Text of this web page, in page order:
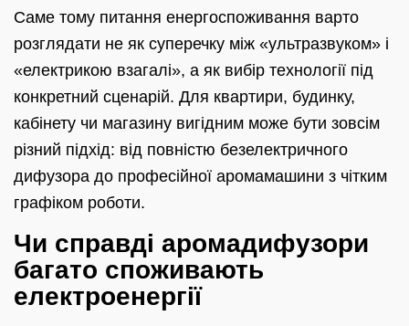
Саме тому питання енергоспоживання варто
розглядати не як суперечку між «ультразвуком» і
«електрикою взагалі», а як вибір технології під
конкретний сценарій. Для квартири, будинку,
кабінету чи магазину вигідним може бути зовсім
різний підхід: від повністю безелектричного
дифузора до професійної аромамашини з чітким
графіком роботи.
Чи справді аромадифузори
багато споживають
електроенергії